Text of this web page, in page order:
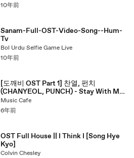
10年前
Sanam-Full-OST-Video-Song--Hum-
Tv
Bol Urdu Selfie Game Live
10年前
[도깨비 OST Part 1] 찬열, 펀치
(CHANYEOL, PUNCH) - Stay With Me
MV
Music Cafe
6年前
OST Full House || I Think I [Song Hye
Kyo]
Colvin Chesley